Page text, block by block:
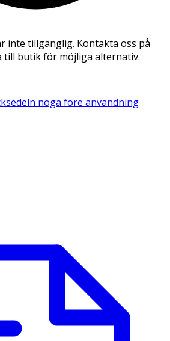
inte tillgänglig. Kontakta oss på
till butik för möjliga alternativ.
noga före användning